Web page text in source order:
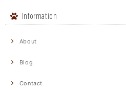
Information
About
Blog
Contact